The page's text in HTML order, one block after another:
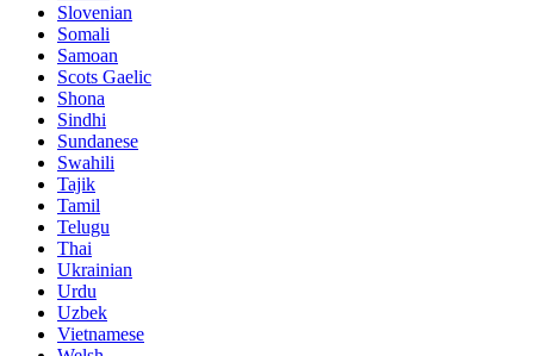
Slovenian
Somali
Samoan
Scots Gaelic
Shona
Sindhi
Sundanese
Swahili
Tajik
Tamil
Telugu
Thai
Ukrainian
Urdu
Uzbek
Vietnamese